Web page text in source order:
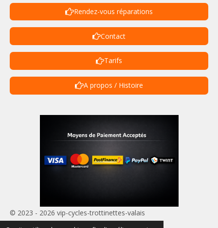
Rendez-vous réparations
Contact
Tarifs
A propos / Histoire
© 2023 - 2026 vip-cycles-trottinettes-valais
Propulsé par Webador